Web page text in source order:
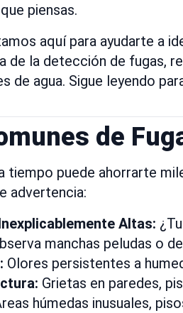
piensas.
aquí para ayudarte a
de la detección de fugas,
de agua. Sigue leyendo
de
tiempo puede ahorrarte
advertencia:
Altas:
manchas peludas o
Olores persistentes a
Grietas en paredes,
húmedas inusuales,